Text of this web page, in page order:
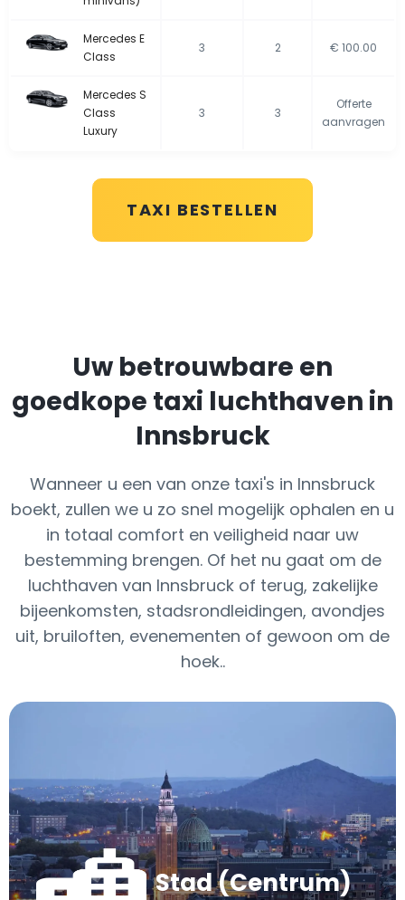
Mercedes E
Class
3 2 € 100.00
Mercedes S
Class
Luxury
3 3
Offerte
aanvragen
TAXI BESTELLEN
Uw betrouwbare en
goedkope taxi luchthaven in
Innsbruck
Wanneer u een van onze taxi's in Innsbruck
boekt, zullen we u zo snel mogelijk ophalen en u
in totaal comfort en veiligheid naar uw
bestemming brengen. Of het nu gaat om de
luchthaven van Innsbruck of terug, zakelijke
bijeenkomsten, stadsrondleidingen, avondjes
uit, bruiloften, evenementen of gewoon om de
hoek..
Stad (Centrum)